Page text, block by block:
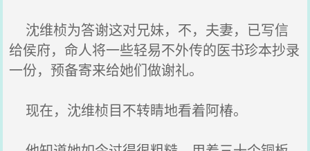
沈维桢为答谢这对兄妹，不，夫妻，已写信
给侯府，命人将一些轻易不外传的医书珍本抄录
一份，预备寄来给她们做谢礼。
现在，沈维桢目不转睛地看着阿椿。